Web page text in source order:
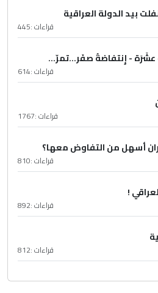
بيد الدولة العراقية
قراءات :445
عشَرَة - إِنتفاضةُ صفَر…تمرّ...
قراءات :614
قراءات :1767
أسهل من التفاوض معها؟
قراءات :810
!
قراءات :892
قراءات :812